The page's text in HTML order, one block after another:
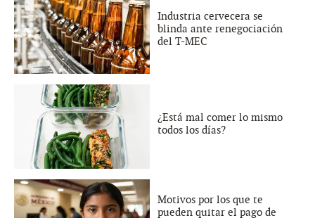
Industria cervecera se
blinda ante renegociación
del T-MEC
¿Está mal comer lo mismo
todos los días?
Motivos por los que te
pueden quitar el pago de